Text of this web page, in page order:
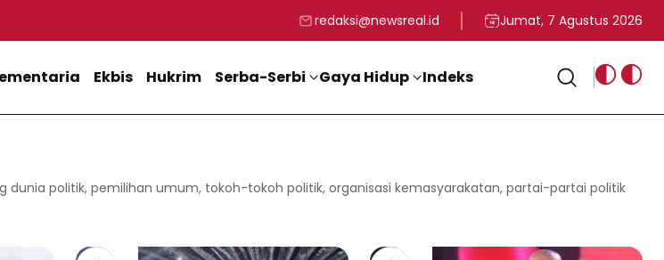
dan Keselamatan Warga Lebih Berharga
Perkuat Semangat Persatuan Jelang HUT ke-81 Kemerdekaan RIDukung MBG, Kadin Apresiasi Kepemimpinan Presiden Prabowo yang
Staf Khusus Menag RI
redaksi@newsreal.id Jumat, 7 Agustus 2026
Ekbis Hukrim Serba-Serbi Gaya Hidup Indeks
dunia politik, pemilihan umum, tokoh-tokoh politik, organisasi kemasyarakatan, partai-partai politik